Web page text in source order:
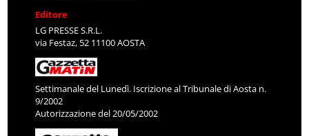
Editore
LG PRESSE S.R.L.
via Festaz, 52 11100 AOSTA
Settimanale del Lunedì. Iscrizione al Tribunale di Aosta n.
9/2002
Autorizzazione del 20/05/2002